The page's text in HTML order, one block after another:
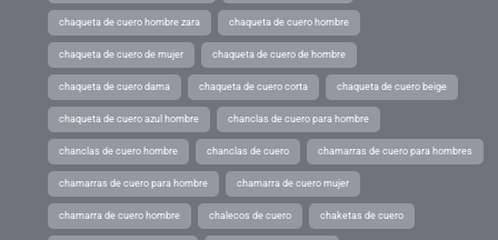
chaqueta de cuero hombre zara chaqueta de cuero hombre
chaqueta de cuero de mujer chaqueta de cuero de hombre
chaqueta de cuero dama chaqueta de cuero corta chaqueta de cuero beige
chaqueta de cuero azul hombre chanclas de cuero para hombre
chanclas de cuero hombre chanclas de cuero chamarras de cuero para hombres
chamarras de cuero para hombre chamarra de cuero mujer
chamarra de cuero hombre chalecos de cuero chaketas de cuero